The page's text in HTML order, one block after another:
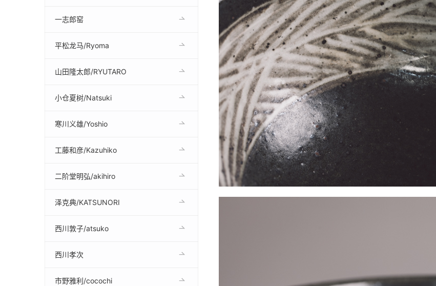
一志郎窑
平松龙马/Ryoma
山田隆太郎/RYUTARO
小仓夏树/Natsuki
寒川义雄/Yoshio
工藤和彦/Kazuhiko
二阶堂明弘/akihiro
泽克典/KATSUNORI
西川敦子/atsuko
西川孝次
市野雅利/cocochi